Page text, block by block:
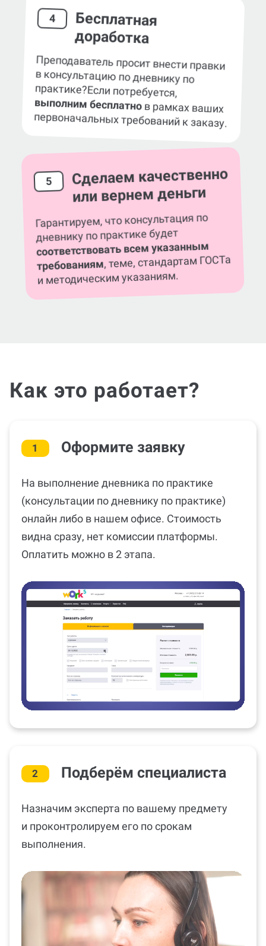
4 Бесплатная
доработка
Преподаватель просит внести правки
в консультацию по дневнику по
практике?Если потребуется,
выполним бесплатнов рамках ваших
первоначальных требований к заказу.
5 Сделаем качественно
или вернем деньги
Гарантируем, что консультация по
дневнику по практике будет
соответствовать всем указанным
требованиям, теме, стандартам ГОСТа
и методическим указаниям.
Как это работает?
1 Оформите заявку
На выполнение дневника по практике
(консультации по дневнику по практике)
онлайн либо в нашем офисе. Стоимость
видна сразу, нет комиссии платформы.
Оплатить можно в 2 этапа.
2 Подберём специалиста
Назначим эксперта по вашему предмету
и проконтролируем его по срокам
выполнения.